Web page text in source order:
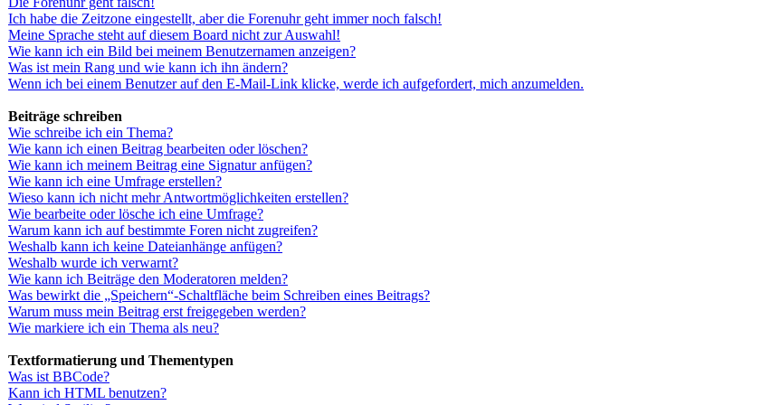
Ich habe die Zeitzone eingestellt, aber die Forenuhr geht immer noch falsch!
Meine Sprache steht auf diesem Board nicht zur Auswahl!
Wie kann ich ein Bild bei meinem Benutzernamen anzeigen?
Was ist mein Rang und wie kann ich ihn ändern?
Wenn ich bei einem Benutzer auf den E-Mail-Link klicke, werde ich aufgefordert, mich anzumelden.
Beiträge schreiben
Wie schreibe ich ein Thema?
Wie kann ich einen Beitrag bearbeiten oder löschen?
Wie kann ich meinem Beitrag eine Signatur anfügen?
Wie kann ich eine Umfrage erstellen?
Wieso kann ich nicht mehr Antwortmöglichkeiten erstellen?
Wie bearbeite oder lösche ich eine Umfrage?
Warum kann ich auf bestimmte Foren nicht zugreifen?
Weshalb kann ich keine Dateianhänge anfügen?
Weshalb wurde ich verwarnt?
Wie kann ich Beiträge den Moderatoren melden?
Was bewirkt die „Speichern“-Schaltfläche beim Schreiben eines Beitrags?
Warum muss mein Beitrag erst freigegeben werden?
Wie markiere ich ein Thema als neu?
Textformatierung und Thementypen
Was ist BBCode?
Kann ich HTML benutzen?